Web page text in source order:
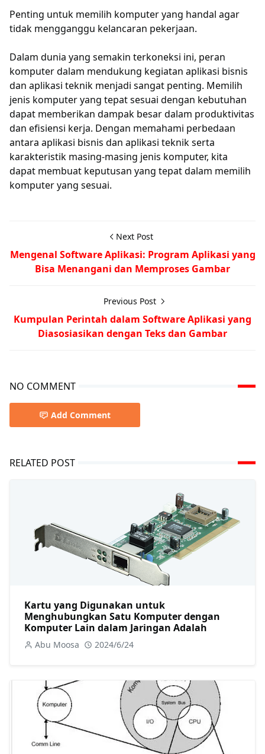
Penting untuk memilih komputer yang handal agar
tidak mengganggu kelancaran pekerjaan.
Dalam dunia yang semakin terkoneksi ini, peran
komputer dalam mendukung kegiatan aplikasi bisnis
dan aplikasi teknik menjadi sangat penting. Memilih
jenis komputer yang tepat sesuai dengan kebutuhan
dapat memberikan dampak besar dalam produktivitas
dan efisiensi kerja. Dengan memahami perbedaan
antara aplikasi bisnis dan aplikasi teknik serta
karakteristik masing-masing jenis komputer, kita
dapat membuat keputusan yang tepat dalam memilih
komputer yang sesuai.
Next Post
Mengenal Software Aplikasi: Program Aplikasi yang
Bisa Menangani dan Memproses Gambar
Previous Post
Kumpulan Perintah dalam Software Aplikasi yang
Diasosiasikan dengan Teks dan Gambar
NO COMMENT
Add Comment
RELATED POST
Kartu yang Digunakan untuk
Menghubungkan Satu Komputer dengan
Komputer Lain dalam Jaringan Adalah
Abu Moosa 2024/6/24